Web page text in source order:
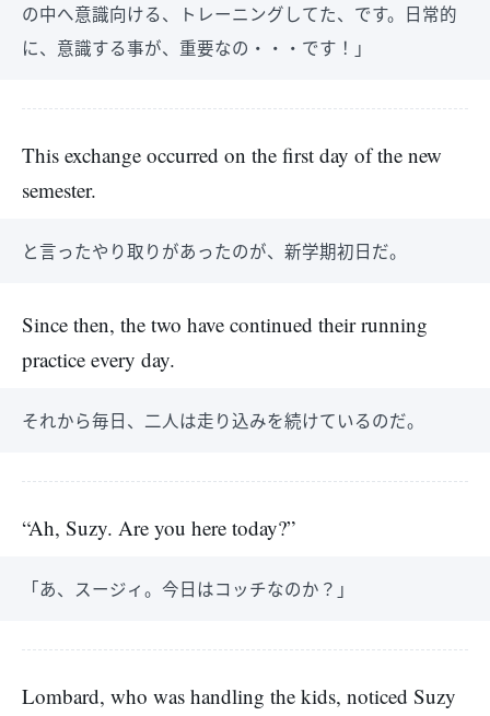
の中へ意識向ける、トレーニングしてた、です。日常的
に、意識する事が、重要なの・・・です！」
This exchange occurred on the first day of the new
semester.
と言ったやり取りがあったのが、新学期初日だ。
Since then, the two have continued their running
practice every day.
それから毎日、二人は走り込みを続けているのだ。
“Ah, Suzy. Are you here today?”
「あ、スージィ。今日はコッチなのか？」
Lombard, who was handling the kids, noticed Suzy